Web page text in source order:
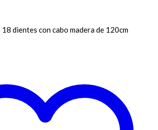
18 dientes con cabo madera de 120cm